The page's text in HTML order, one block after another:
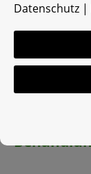
Datenschutz |